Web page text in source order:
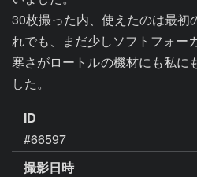
30枚撮った内、使えたのは最初
れでも、まだ少しソフトフォー
寒さがロートルの機材にも私に
した。
ID
#66597
撮影日時